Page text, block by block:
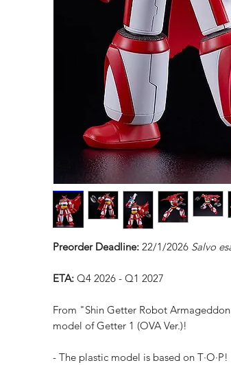
Preorder Deadline: 22/1/2026 Salvo
ETA: Q4 2026 - Q1 2027
From "Shin Getter Robot
model of Getter 1 (OVA Ver.)!
- The plastic model is based on